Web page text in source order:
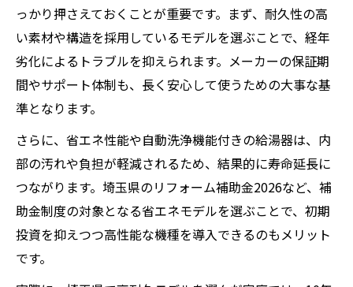
っかり押さえておくことが重要です。まず、耐久性の高
い素材や構造を採用しているモデルを選ぶことで、経年
劣化によるトラブルを抑えられます。メーカーの保証期
間やサポート体制も、長く安心して使うための大事な基
準となります。
さらに、省エネ性能や自動洗浄機能付きの給湯器は、内
部の汚れや負担が軽減されるため、結果的に寿命延長に
つながります。埼玉県のリフォーム補助金2026など、補
助金制度の対象となる省エネモデルを選ぶことで、初期
投資を抑えつつ高性能な機種を導入できるのもメリット
です。